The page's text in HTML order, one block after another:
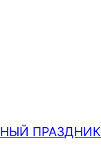
ПРАЗДНИК